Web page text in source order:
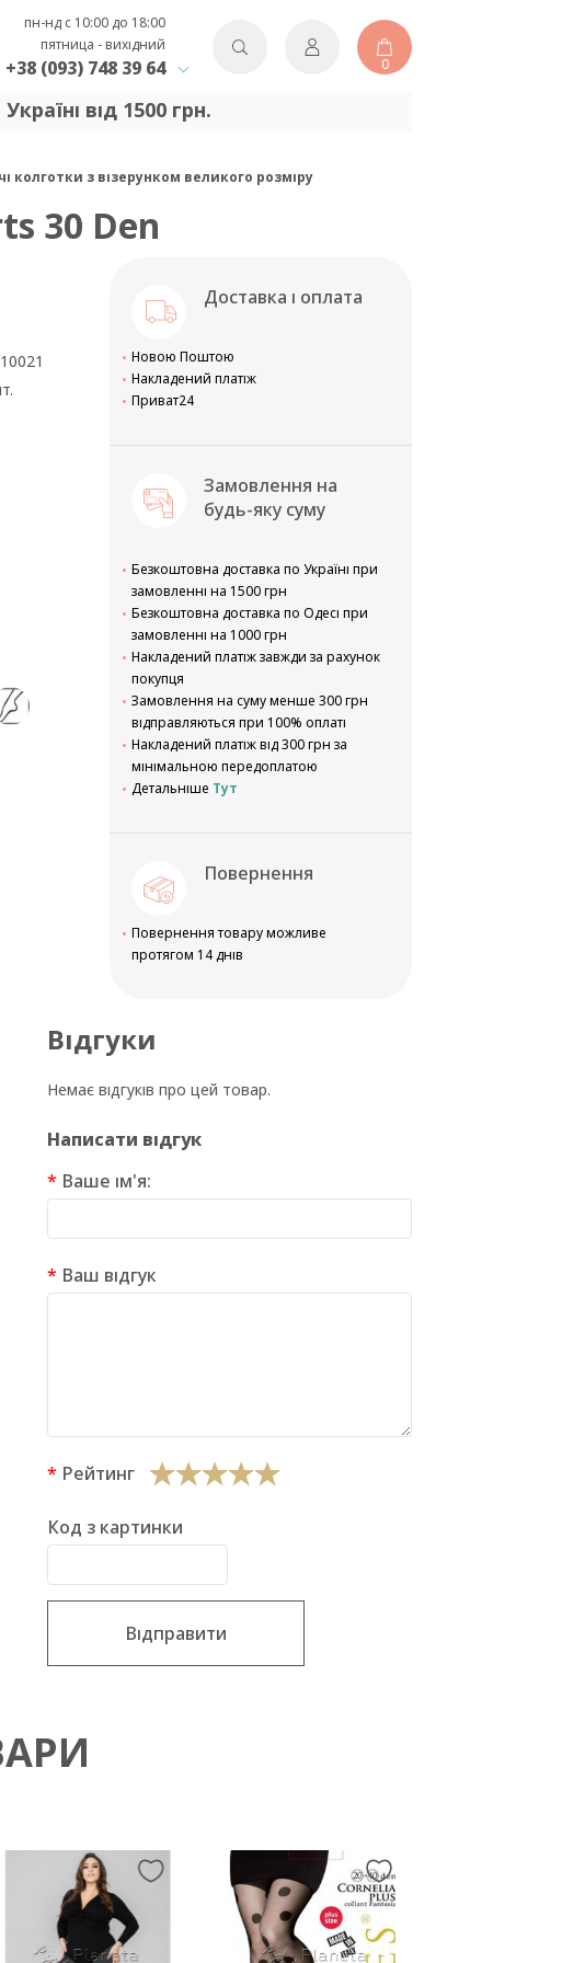
пн-нд с 10:00 до 18:00
пятница - вихідний
+38 (093) 748 39 64 0
від 1500 грн.
колготки з візерунком великого розміру
30 Den
Доставка і оплата
Новою Поштою
Накладений платіж
Приват24
Замовлення на
будь-яку суму
Безкоштовна доставка по Україні при
замовленні на 1500 грн
Безкоштовна доставка по Одесі при
замовленні на 1000 грн
Накладений платіж завжди за рахунок
покупця
Замовлення на суму менше 300 грн
відправляються при 100% оплаті
Накладений платіж від 300 грн за
мінімальною передоплатою
Детальніше Тут
Повернення
Повернення товару можливе
протягом 14 днів
Відгуки
Немає відгуків про цей товар.
Написати відгук
Ваше ім'я:
Ваш відгук
Рейтинг
Код з картинки
Відправити